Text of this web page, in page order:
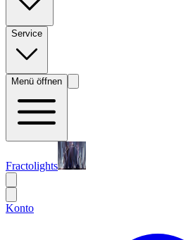
Service
Menü öffnen
Fractolights
Konto